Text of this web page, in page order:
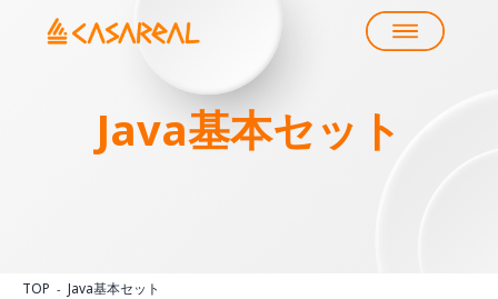
Java基本セット
TOP Java基本セット